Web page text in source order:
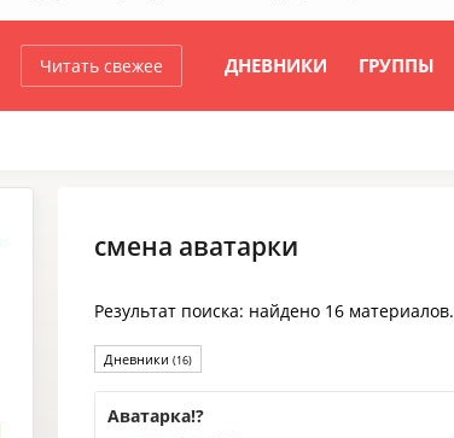
Читать свежее ДНЕВНИКИ ГРУППЫ
смена аватарки
Результат поиска: найдено 16 материалов.
Дневники (16)
Аватарка!?